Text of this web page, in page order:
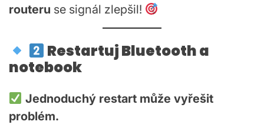
routeru se signál zlepšil!
Restartuj Bluetooth a
notebook
Jednoduchý restart může vyřešit
problém.